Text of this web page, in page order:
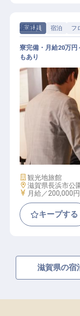
正社員 宿泊 フ
フロント / 正
浜湖月
寮完備・月給20万
もあり
施設業態
観光地旅館
勤務地
滋賀県長浜市公
給与
月給／200,000
キープする
滋賀県の宿